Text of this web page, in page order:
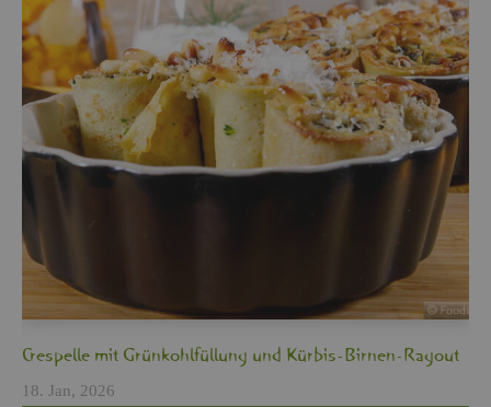
Cres­pel­le mit Grün­kohl­fül­lung und Kür­bis-Bir­nen-Ra­gout
18. Jan, 2026